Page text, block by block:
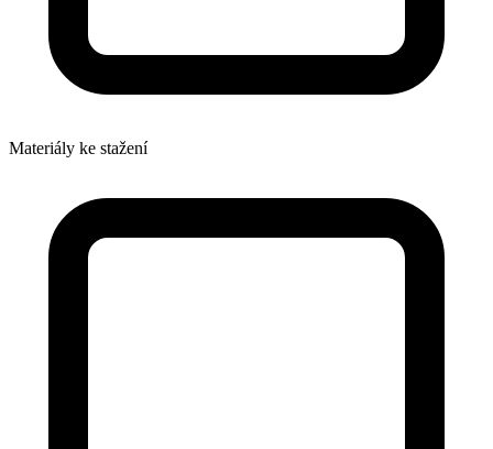
Materiály ke stažení